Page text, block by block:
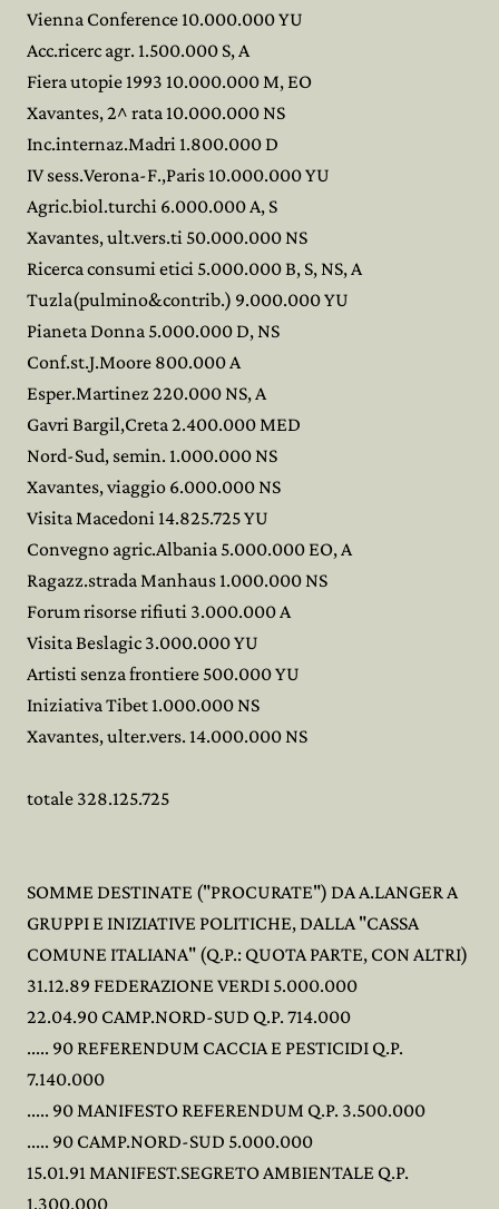
Vienna Conference 10.000.000 YU
Acc.ricerc agr. 1.500.000 S, A
Fiera utopie 1993 10.000.000 M, EO
Xavantes, 2^ rata 10.000.000 NS
Inc.internaz.Madri 1.800.000 D
IV sess.Verona-F.,Paris 10.000.000 YU
Agric.biol.turchi 6.000.000 A, S
Xavantes, ult.vers.ti 50.000.000 NS
Ricerca consumi etici 5.000.000 B, S, NS, A
Tuzla(pulmino&contrib.) 9.000.000 YU
Pianeta Donna 5.000.000 D, NS
Conf.st.J.Moore 800.000 A
Esper.Martinez 220.000 NS, A
Gavri Bargil,Creta 2.400.000 MED
Nord-Sud, semin. 1.000.000 NS
Xavantes, viaggio 6.000.000 NS
Visita Macedoni 14.825.725 YU
Convegno agric.Albania 5.000.000 EO, A
Ragazz.strada Manhaus 1.000.000 NS
Forum risorse rifiuti 3.000.000 A
Visita Beslagic 3.000.000 YU
Artisti senza frontiere 500.000 YU
Iniziativa Tibet 1.000.000 NS
Xavantes, ulter.vers. 14.000.000 NS
totale 328.125.725
SOMME DESTINATE ("PROCURATE") DA A.LANGER A
GRUPPI E INIZIATIVE POLITICHE, DALLA "CASSA
COMUNE ITALIANA" (Q.P.: QUOTA PARTE, CON ALTRI)
31.12.89 FEDERAZIONE VERDI 5.000.000
22.04.90 CAMP.NORD-SUD Q.P. 714.000
..... 90 REFERENDUM CACCIA E PESTICIDI Q.P.
7.140.000
..... 90 MANIFESTO REFERENDUM Q.P. 3.500.000
..... 90 CAMP.NORD-SUD 5.000.000
15.01.91 MANIFEST.SEGRETO AMBIENTALE Q.P.
1.300.000